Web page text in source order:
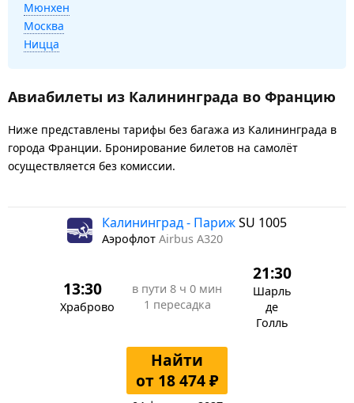
Мюнхен
Москва
Ницца
Авиабилеты из Калининграда во Францию
Ниже представлены тарифы без багажа из Калининграда в
города Франции. Бронирование билетов на самолёт
осуществляется без комиссии.
Калининград - ПарижSU 1005
Аэрофлот Airbus A320
13:30
Храброво
в пути 8 ч 0 мин
1 пересадка
21:30
Шарль
де
Голль
Найти
от 18 474 ₽